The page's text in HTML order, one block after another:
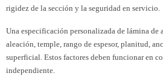
rigidez de la sección y la seguridad en servicio.
Una especificación personalizada de lámina
aleación, temple, rango de espesor, planitud,
superficial. Estos factores deben funcionar en
independiente.